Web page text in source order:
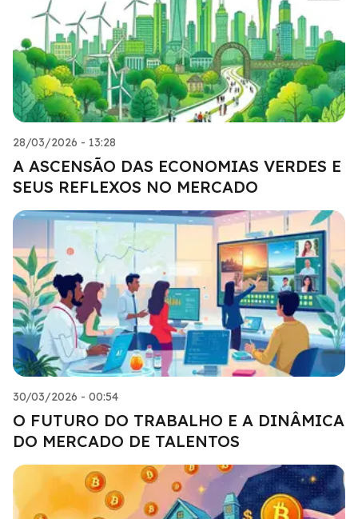
28/03/2026 - 13:28
A ASCENSÃO DAS ECONOMIAS VERDES E
SEUS REFLEXOS NO MERCADO
30/03/2026 - 00:54
O FUTURO DO TRABALHO E A DINÂMICA
DO MERCADO DE TALENTOS